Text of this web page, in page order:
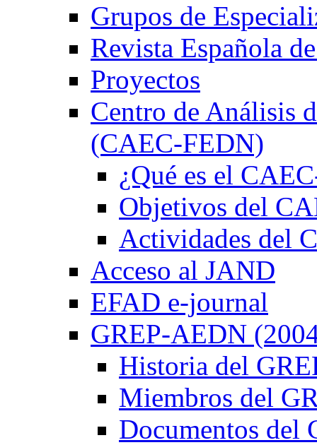
Grupos de
Revista Española
Proyectos
Centro de Análisis
(CAEC-FEDN)
¿Qué es el
Objetivos del
Actividades del
Acceso al JAND
EFAD e-journal
GREP-AEDN
Historia del
Miembros del
Documentos del